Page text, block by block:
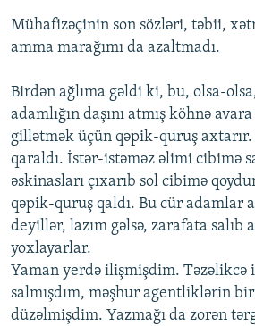
Mühafizəçinin son sözləri, təbii,
amma marağımı da azaltmadı.
Birdən ağlıma gəldi ki, bu, olsa-
adamlığın daşını atmış köhnə
gillətmək üçün qəpik-quruş axtarır.
qaraldı. İstər-istəməz əlimi cibimə
əskinasları çıxarıb sol cibimə
qəpik-quruş qaldı. Bu cür adamlar
deyillər, lazım gəlsə, zarafata salıb
yoxlayarlar.
Yaman yerdə ilişmişdim. Təzəlikcə
salmışdım, məşhur agentliklərin
düzəlmişdim. Yazmağı da zorən